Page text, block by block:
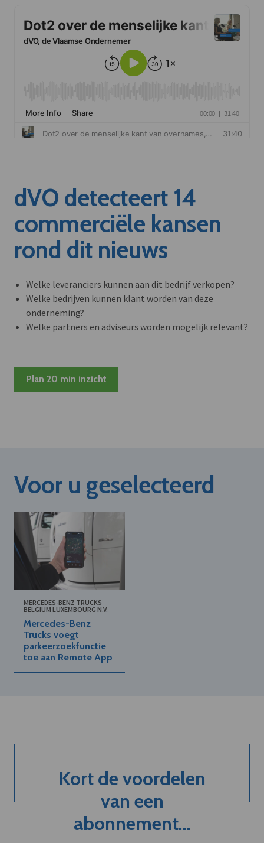
dVO detecteert 14
commerciële kansen
rond dit nieuws
Welke leveranciers kunnen aan dit bedrijf verkopen?
Welke bedrijven kunnen klant worden van deze
onderneming?
Welke partners en adviseurs worden mogelijk relevant?
Plan 20 min inzicht
Voor u geselecteerd
MERCEDES-BENZ TRUCKS
BELGIUM LUXEMBOURG N.V.
Mercedes-Benz
Trucks voegt
parkeerzoekfunctie
toe aan Remote App
Kort de voordelen
van een
abonnement...